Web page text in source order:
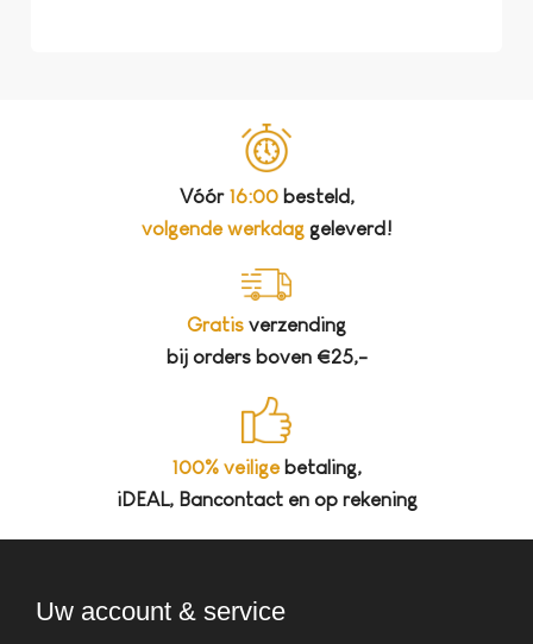
Vóór 16:00besteld,
volgende werkdaggeleverd!
Gratis verzending
bij orders boven €25,-
100% veiligebetaling,
iDEAL, Bancontact en op rekening
Uw account & service